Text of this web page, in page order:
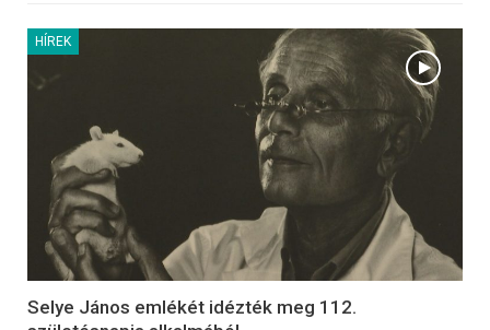
HÍREK
Selye János emlékét idézték meg 112.